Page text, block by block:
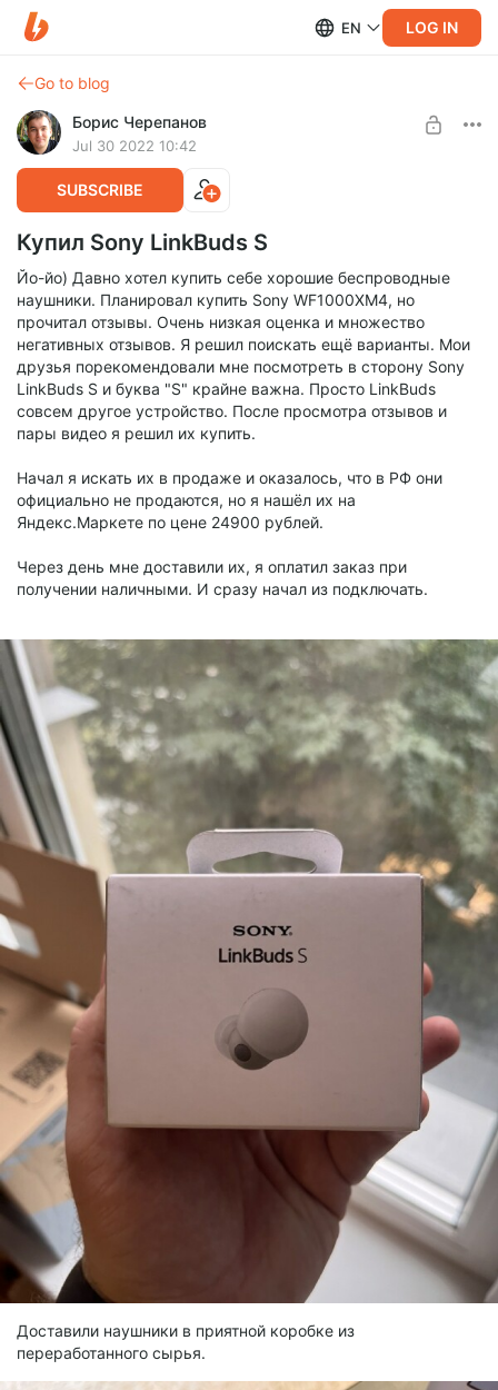
EN LOG IN
Go to blog
Борис Черепанов
Jul 30 2022 10:42
SUBSCRIBE
Купил Sony LinkBuds S
Йо-йо) Давно хотел купить себе хорошие беспроводные
наушники. Планировал купить Sony WF1000XM4, но
прочитал отзывы. Очень низкая оценка и множество
негативных отзывов. Я решил поискать ещё варианты. Мои
друзья порекомендовали мне посмотреть в сторону Sony
LinkBuds S и буква "S" крайне важна. Просто LinkBuds
совсем другое устройство. После просмотра отзывов и
пары видео я решил их купить.
Начал я искать их в продаже и оказалось, что в РФ они
официально не продаются, но я нашёл их на
Яндекс.Маркете по цене 24900 рублей.
Через день мне доставили их, я оплатил заказ при
получении наличными. И сразу начал из подключать.
Доставили наушники в приятной коробке из
переработанного сырья.